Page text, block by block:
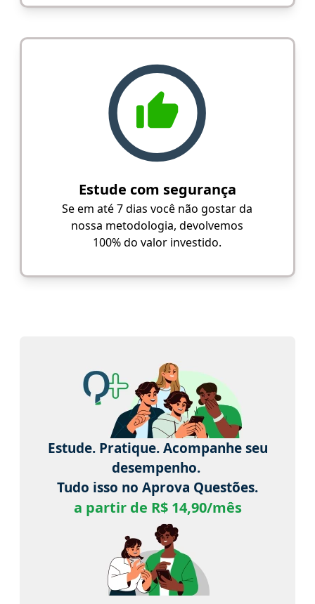
Estude com segurança
Se em até 7 dias você não gostar da
nossa metodologia, devolvemos
100% do valor investido.
Estude. Pratique. Acompanhe seu
desempenho.
Tudo isso no Aprova Questões.
a partir de R$ 14,90/mês